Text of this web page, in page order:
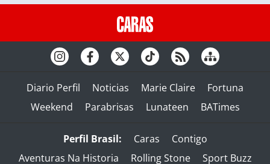
Diario Perfil Noticias Marie Claire
Fortuna
Weekend
Parabrisas Lunateen BATimes
Perfil Brasil: Caras
Contigo
Aventuras Na Historia
Rolling Stone Sport Buzz